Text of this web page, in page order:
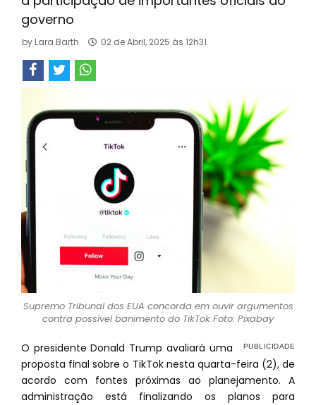
governo
by Lara Barth 02 de Abril, 2025 às 12h31
Supremo Tribunal dos EUA concorda em ouvir argumentos
contra possível banimento do TikTok Foto: Pixabay
O presidente Donald Trump avaliará uma
proposta final sobre o TikTok nesta quarta-feira (2), de
acordo com fontes próximas ao planejamento. A
administração está finalizando os planos para